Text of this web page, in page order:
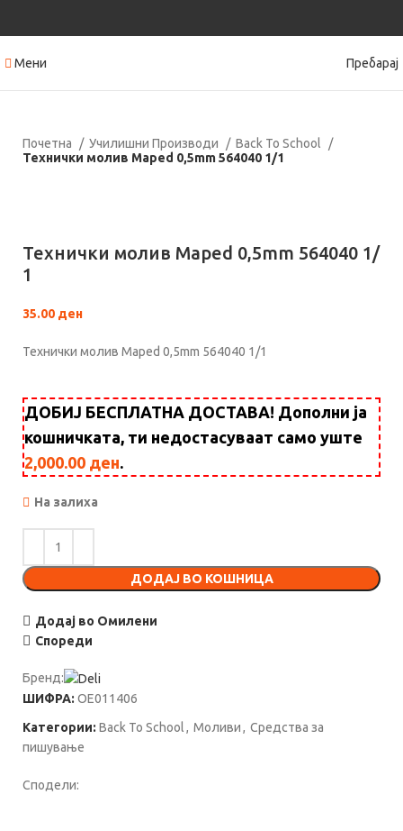
Мени Пребарај
Почетна Училишни Производи
Back To School
Технички молив Maped 0,5mm 564040 1/1
Технички молив Maped 0,5mm 564040 1/
1
35.00 ден
Технички молив Maped 0,5mm 564040 1/1
ДОБИЈ БЕСПЛАТНА ДОСТАВА! Дополни ја
кошничката, ти недостасуваат само уште
2,000.00 ден.
На залиха
ДОДАЈ ВО КОШНИЦА
Додај во Омилени
Спореди
Бренд:
ШИФРА: OE011406
Категории: Back To School, Моливи, Средства за
пишување
Сподели: